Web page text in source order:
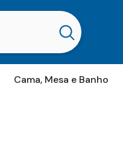
Cama, Mesa e Banho